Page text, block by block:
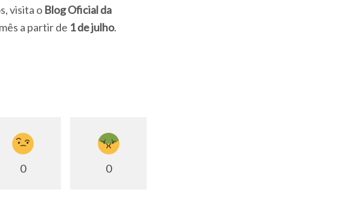
visita o Blog Oficial da
a partir de 1 de julho.
0 0